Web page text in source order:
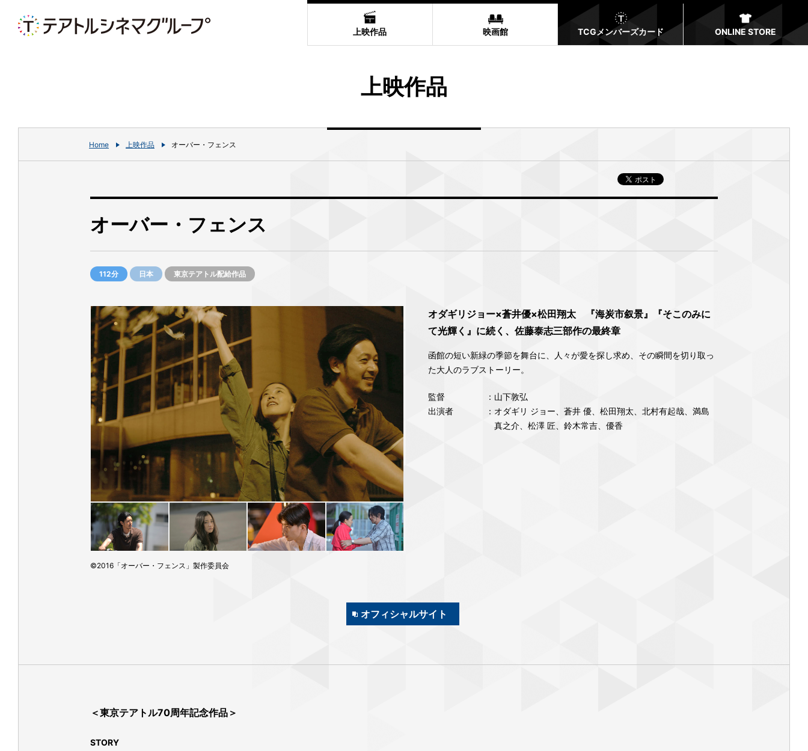
上映作品 映画館 TCGメンバーズカード ONLINE STORE
上映作品
Home 上映作品 オーバー・フェンス
オーバー・フェンス
112分 日本 東京テアトル配給作品
©2016「オーバー・フェンス」製作委員会
オダギリジョー×蒼井優×松田翔太 『海炭市叙景』『そこのみに
て光輝く』に続く、佐藤泰志三部作の最終章
函館の短い新緑の季節を舞台に、人々が愛を探し求め、その瞬間を切り取っ
た大人のラブストーリー。
監督
：山下敦弘
出演者
：オダギリ ジョー、蒼井 優、松田翔太、北村有起哉、満島
真之介、松澤 匠、鈴木常吉、優香
オフィシャルサイト
＜東京テアトル70周年記念作品＞
STORY